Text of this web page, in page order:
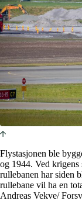
Flystasjonen ble
og 1944. Ved krigens
rullebanen har siden
rullebane vil ha en
Andreas Vekve/